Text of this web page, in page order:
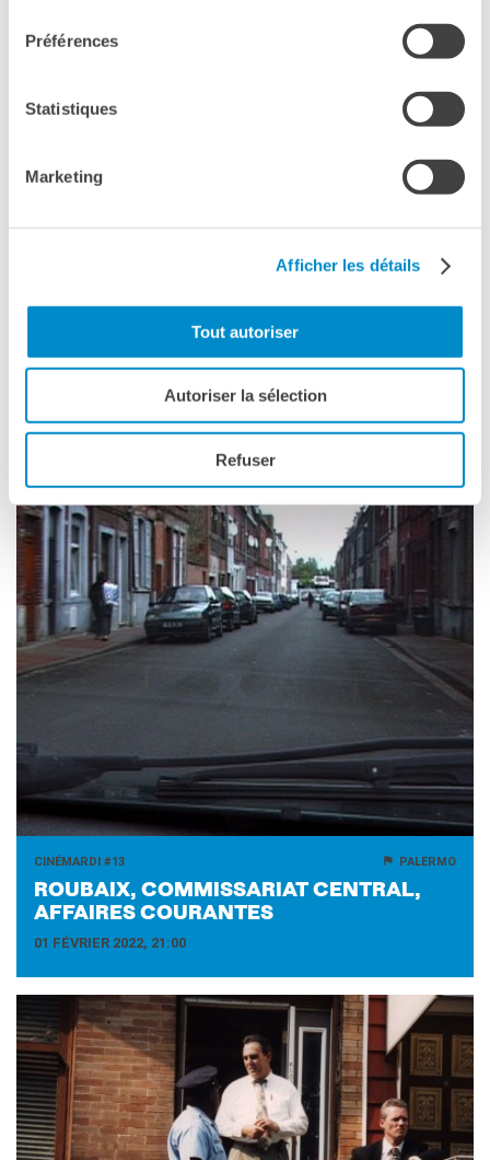
Préférences
Statistiques
Marketing
Afficher les détails
Tout autoriser
Autoriser la sélection
Refuser
CINÉMARDI #13 PALERMO
ROU­BAIX, COM­MIS­SA­RIAT CEN­TRAL,
AF­FAIRES COU­RANTES
01 FÉVRIER 2022, 21:00